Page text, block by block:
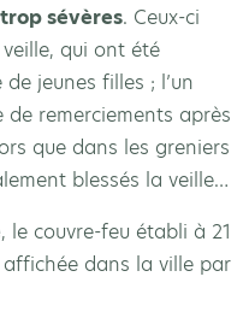
sévères. Ceux-ci
qui ont été
jeunes filles ; l’un
de remerciements après
que dans les greniers
blessés la veille…
, le couvre-feu établi à 21
dans la ville par